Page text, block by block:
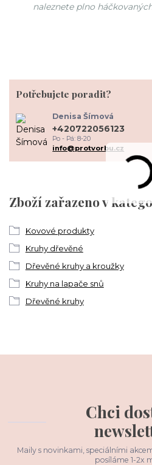
naleznete plno
Zboží zařazeno v
Kovové produkty
Kruhy dřevěné
Dřevěné kruhy a kroužky
Kruhy na lapače snů
Dřevěné kruhy
Potřebujete poradit?
Denisa Šímová
+420722056123
Po - Pá: 8-20
info@protvorbu.cz
Chci
Maily s novinkami, speciálními
posíláme 1-2x